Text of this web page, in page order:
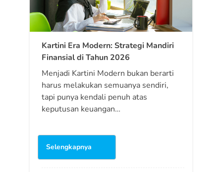
Kartini Era Modern: Strategi Mandiri
Finansial di Tahun 2026
Menjadi Kartini Modern bukan berarti
harus melakukan semuanya sendiri,
tapi punya kendali penuh atas
keputusan keuangan…
Selengkapnya